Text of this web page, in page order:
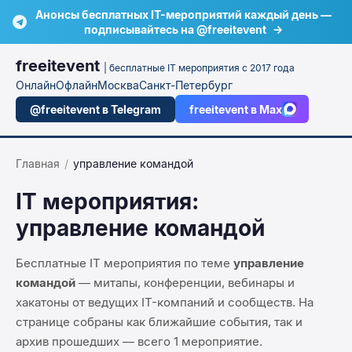
Анонсы бесплатных IT-мероприятий каждый день —
подписывайтесь на @freeitevent →
freeitevent | бесплатные IT мероприятия с 2017 года
ОнлайнОфлайнМоскваСанкт-Петербург
@freeitevent в Telegram
freeitevent в Max
Главная / управление командой
IT мероприятия:
управление командой
Бесплатные IT мероприятия по теме управление
командой — митапы, конференции, вебинары и
хакатоны от ведущих IT-компаний и сообществ. На
странице собраны как ближайшие события, так и
архив прошедших — всего 1 мероприятие.